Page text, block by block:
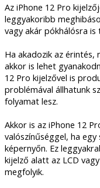
Az iPhone 12 Pro
leggyakoribb
vagy akár pókhálósra is
Ha akadozik az érintés,
akkor is lehet
12 Pro kijelzővel is
problémával állhatunk
folyamat lesz.
Akkor is az iPhone 12
valószínűséggel, ha
képernyőn. Ez
kijelző alatt az LCD
megfolyik.